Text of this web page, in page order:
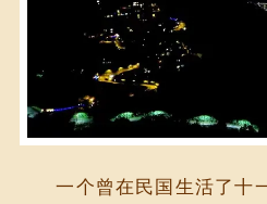
一个曾在民国生活了十